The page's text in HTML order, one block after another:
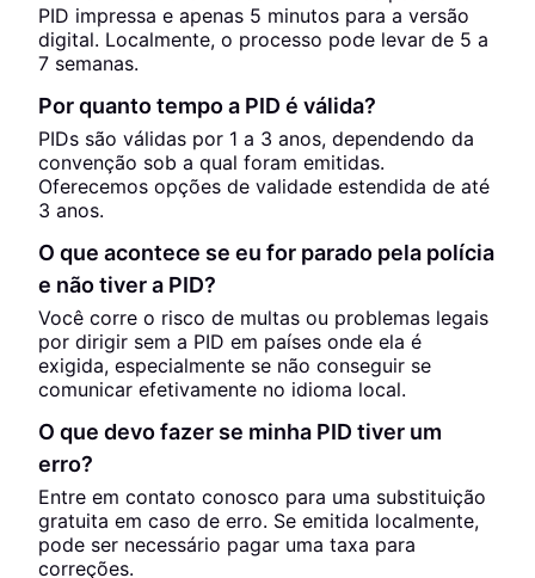
PID impressa e apenas 5 minutos para a versão
digital. Localmente, o processo pode levar de 5 a
7 semanas.
Por quanto tempo a PID é válida?
PIDs são válidas por 1 a 3 anos, dependendo da
convenção sob a qual foram emitidas.
Oferecemos opções de validade estendida de até
3 anos.
O que acontece se eu for parado pela polícia
e não tiver a PID?
Você corre o risco de multas ou problemas legais
por dirigir sem a PID em países onde ela é
exigida, especialmente se não conseguir se
comunicar efetivamente no idioma local.
O que devo fazer se minha PID tiver um
erro?
Entre em contato conosco para uma substituição
gratuita em caso de erro. Se emitida localmente,
pode ser necessário pagar uma taxa para
correções.